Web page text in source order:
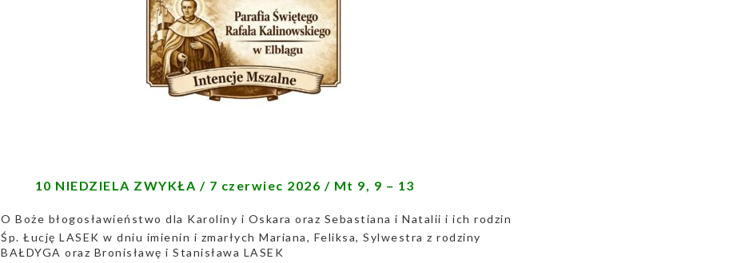
10 NIEDZIELA ZWYKŁA / 7 czerwiec 2026 / Mt 9, 9 – 13
O Boże błogosławieństwo dla Karoliny i Oskara oraz Sebastiana i Natalii i ich rodzin
Śp. Łucję LASEK w dniu imienin i zmarłych Mariana, Feliksa, Sylwestra z rodziny
BAŁDYGA oraz Bronisławę i Stanisława LASEK